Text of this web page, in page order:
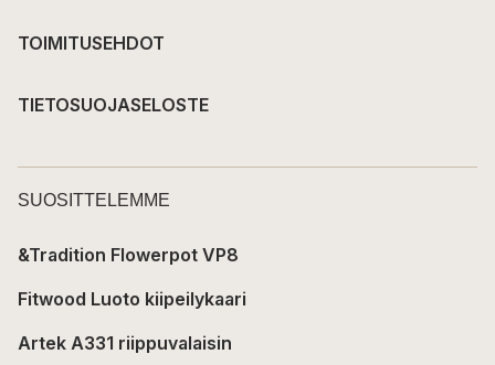
TOIMITUSEHDOT
TIETOSUOJASELOSTE
SUOSITTELEMME
&Tradition Flowerpot VP8
Fitwood Luoto kiipeilykaari
Artek A331 riippuvalaisin